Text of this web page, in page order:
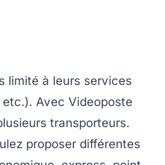
limité à leurs services
Avec Videoposte
transporteurs.
proposer différentes